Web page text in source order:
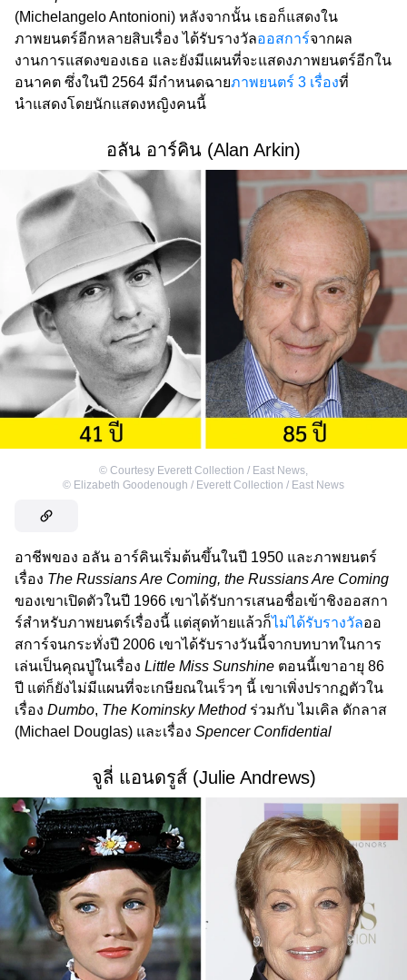
(Michelangelo Antonioni) หลังจากนั้น เธอก็แสดงใน
ภาพยนตร์อีกหลายสิบเรื่อง ได้รับรางวัลออสการ์จากผล
งานการแสดงของเธอ และยังมีแผนที่จะแสดงภาพยนตร์อีกใน
อนาคต ซึ่งในปี 2564 มีกำหนดฉายภาพยนตร์ 3 เรื่องที่
นำแสดงโดยนักแสดงหญิงคนนี้
อลัน อาร์คิน (Alan Arkin)
© Courtesy Everett Collection / East News,
© Elizabeth Goodenough / Everett Collection / East News
อาชีพของ อลัน อาร์คินเริ่มต้นขึ้นในปี 1950 และภาพยนตร์
เรื่อง The Russians Are Coming, the Russians Are Coming
ของเขาเปิดตัวในปี 1966 เขาได้รับการเสนอชื่อเข้าชิงออสกา
ร์สำหรับภาพยนตร์เรื่องนี้ แต่สุดท้ายแล้วก็ไม่ได้รับรางวัลออ
สการ์จนกระทั่งปี 2006 เขาได้รับรางวันนี้จากบทบาทในการ
เล่นเป็นคุณปู่ในเรื่อง Little Miss Sunshine ตอนนี้เขาอายุ 86
ปี แต่ก็ยังไม่มีแผนที่จะเกษียณในเร็วๆ นี้ เขาเพิ่งปรากฏตัวใน
เรื่อง Dumbo, The Kominsky Methodร่วมกับ ไมเคิล ดักลาส
(Michael Douglas) และเรื่อง Spencer Confidential
จูลี่ แอนดรูส์ (Julie Andrews)